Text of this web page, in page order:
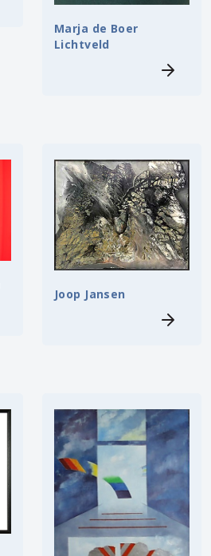
Marja de Boer
Lichtveld
Joop Jansen